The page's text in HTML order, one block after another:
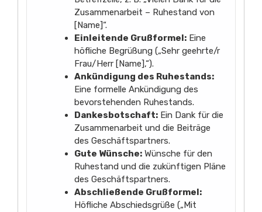
Zusammenarbeit – Ruhestand von
[Name]“.
Einleitende Grußformel: Eine
höfliche Begrüßung („Sehr geehrte/r
Frau/Herr [Name],“).
Ankündigung des Ruhestands:
Eine formelle Ankündigung des
bevorstehenden Ruhestands.
Dankesbotschaft: Ein Dank für die
Zusammenarbeit und die Beiträge
des Geschäftspartners.
Gute Wünsche: Wünsche für den
Ruhestand und die zukünftigen Pläne
des Geschäftspartners.
Abschließende Grußformel:
Höfliche Abschiedsgrüße („Mit